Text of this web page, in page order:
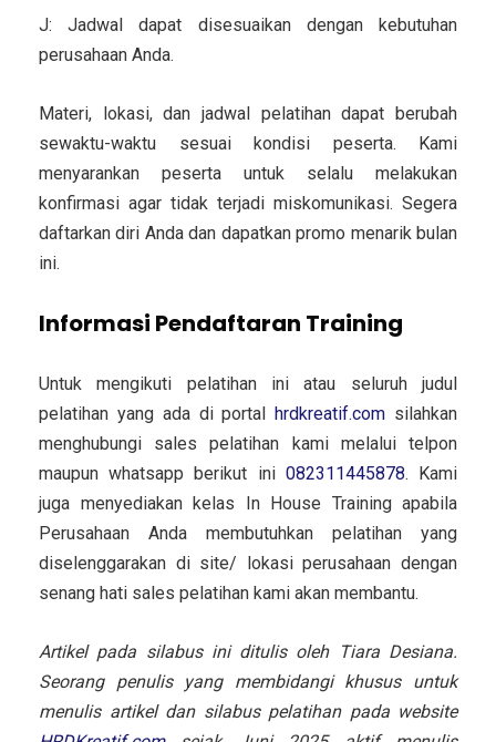
J: Jadwal dapat disesuaikan dengan kebutuhan
perusahaan Anda.
Materi, lokasi, dan jadwal pelatihan dapat berubah
sewaktu-waktu sesuai kondisi peserta. Kami
menyarankan peserta untuk selalu melakukan
konfirmasi agar tidak terjadi miskomunikasi. Segera
daftarkan diri Anda dan dapatkan promo menarik bulan
ini.
Informasi Pendaftaran Training
Untuk mengikuti pelatihan ini atau seluruh judul
pelatihan yang ada di portal hrdkreatif.com silahkan
menghubungi sales pelatihan kami melalui telpon
maupun whatsapp berikut ini 082311445878. Kami
juga menyediakan kelas In House Training apabila
Perusahaan Anda membutuhkan pelatihan yang
diselenggarakan di site/ lokasi perusahaan dengan
senang hati sales pelatihan kami akan membantu.
Artikel pada silabus ini ditulis oleh Tiara Desiana.
Seorang penulis yang membidangi khusus untuk
menulis artikel dan silabus pelatihan pada website